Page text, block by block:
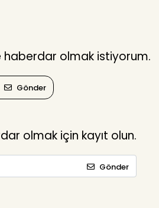
olmak istiyorum.
Gönder
olmak için kayıt olun.
Gönder